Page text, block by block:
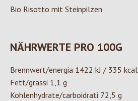
Bio Risotto mit Steinpilzen
NÄHRWERTE PRO 100G
Brennwert/energia 1422 kJ / 335 kcal
Fett/grassi 1,1 g
Kohlenhydrate/carboidrati 72,5 g